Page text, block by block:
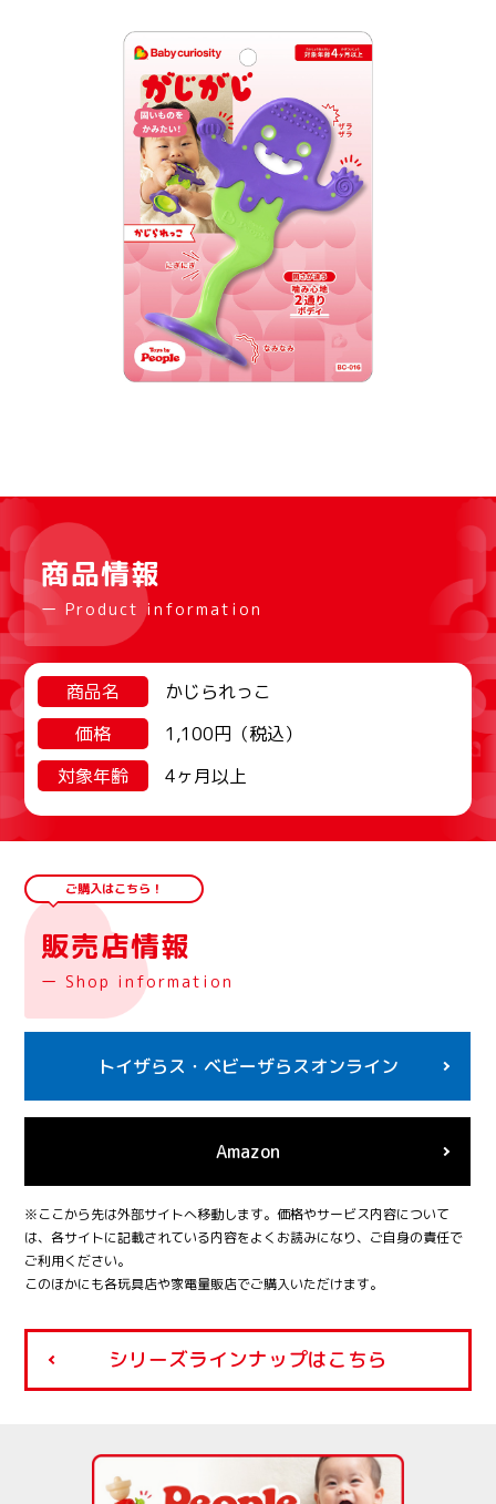
商品情報
ー Product information
商品名
かじられっこ
価格
1,100円（税込）
対象年齢
4ヶ月以上
ご購入はこちら！
販売店情報
ー Shop information
トイザらス・ ベビーザらスオンライン
Amazon
※ここから先は外部サイトへ移動します。価格やサービス内容について
は、各サイトに記載されている内容をよくお読みになり、ご自身の責任で
ご利用ください。
このほかにも各玩具店や家電量販店でご購入いただけます。
シリーズラインナップはこちら